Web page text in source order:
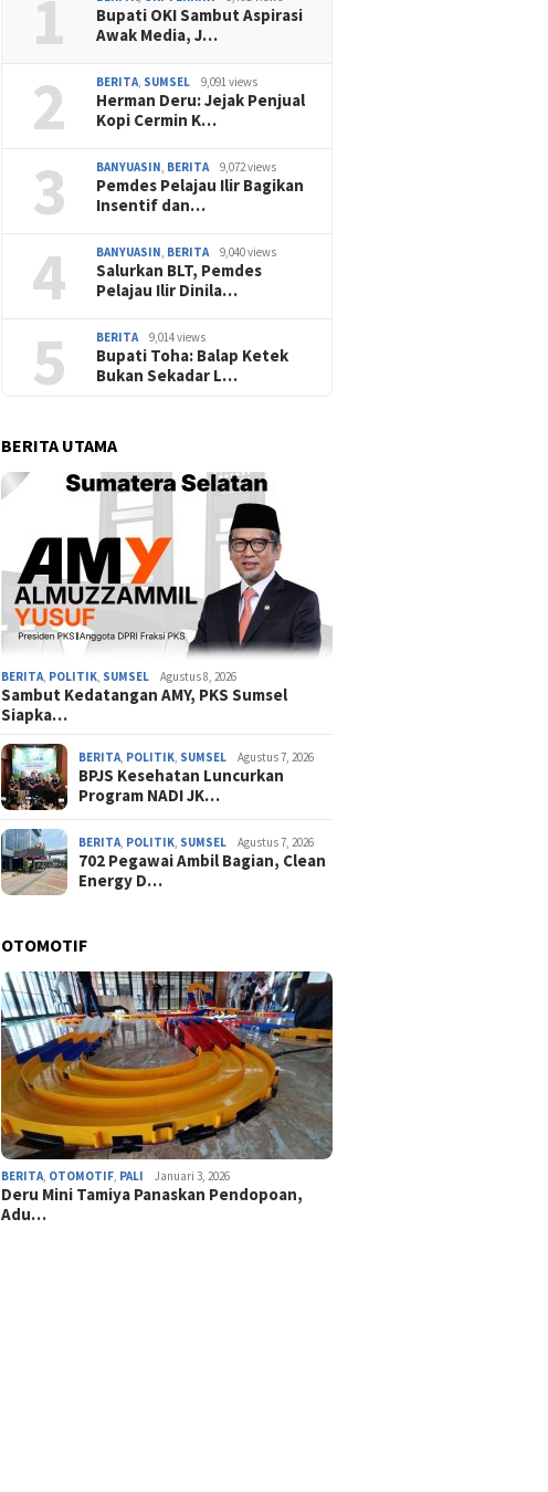
1
Bupati OKI Sambut Aspirasi
Awak Media, J…
2 BERITA, SUMSEL 9,091 views
Herman Deru: Jejak Penjual
Kopi Cermin K…
3 BANYUASIN, BERITA 9,072 views
Pemdes Pelajau Ilir Bagikan
Insentif dan…
4 BANYUASIN, BERITA 9,040 views
Salurkan BLT, Pemdes
Pelajau Ilir Dinila…
5 BERITA 9,014 views
Bupati Toha: Balap Ketek
Bukan Sekadar L…
BERITA UTAMA
BERITA, POLITIK, SUMSEL Agustus 8, 2026
Sambut Kedatangan AMY, PKS Sumsel
Siapka…
BERITA, POLITIK, SUMSEL Agustus 7, 2026
BPJS Kesehatan Luncurkan
Program NADI JK…
BERITA, POLITIK, SUMSEL Agustus 7, 2026
702 Pegawai Ambil Bagian, Clean
Energy D…
OTOMOTIF
BERITA, OTOMOTIF, PALI Januari 3, 2026
Deru Mini Tamiya Panaskan Pendopoan,
Adu…